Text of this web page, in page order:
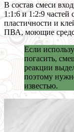
В состав смеси
1:1:6 и 1:2:9 частей
пластичности и
ПВА, моющие
Если
погасить,
реакции
поэтому
известью.